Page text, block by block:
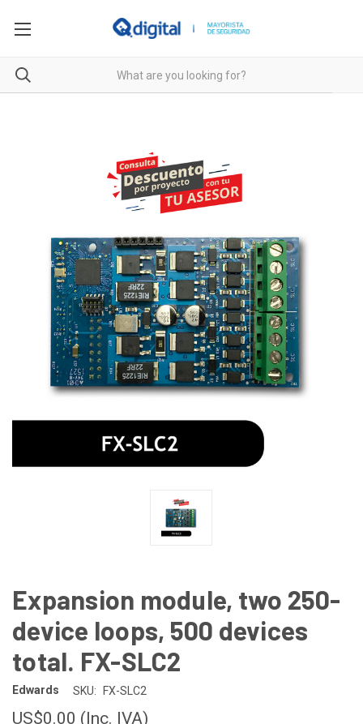
Expansion module, two 250-
device loops, 500 devices
total. FX-SLC2
Edwards SKU: FX-SLC2
US$0.00 (Inc. IVA)